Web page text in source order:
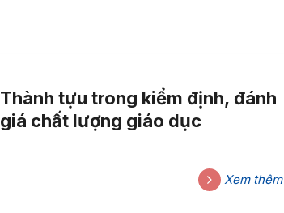
Thành tựu trong kiểm định, đánh
giá chất lượng giáo dục
Xem thêm